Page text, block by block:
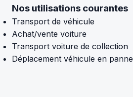
Nos utilisations courantes
Transport de véhicule
Achat/vente voiture
Transport voiture de collection
Déplacement véhicule en panne